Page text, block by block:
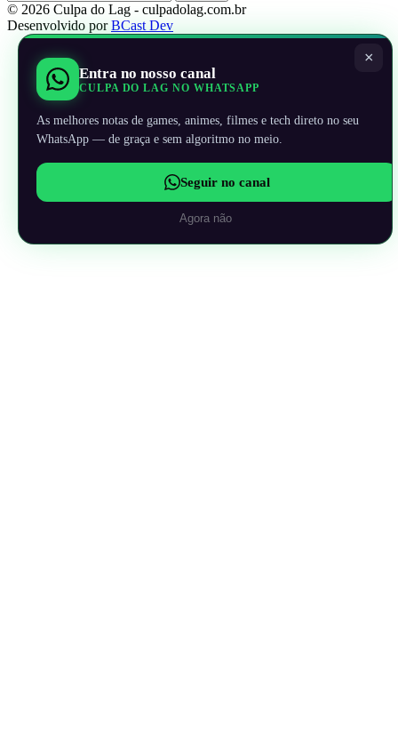
© 2026 Culpa do Lag - culpadolag.com.br
Desenvolvido porBCast Dev
×
Entra no nosso canal
CULPA DO LAG NO WHATSAPP
As melhores notas de games, animes, filmes e tech direto no seu
WhatsApp — de graça e sem algoritmo no meio.
Seguir no canal
Agora não